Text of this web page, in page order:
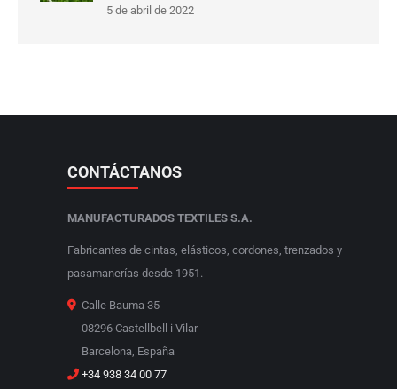
5 de abril de 2022
CONTÁCTANOS
MANUFACTURADOS TEXTILES S.A.
Fabricantes de cintas, elásticos, cordones, trenzados y
pasamanerías desde 1951.
Calle Bauma 35
08296 Castellbell i Vilar
Barcelona, España
+34 938 34 00 77